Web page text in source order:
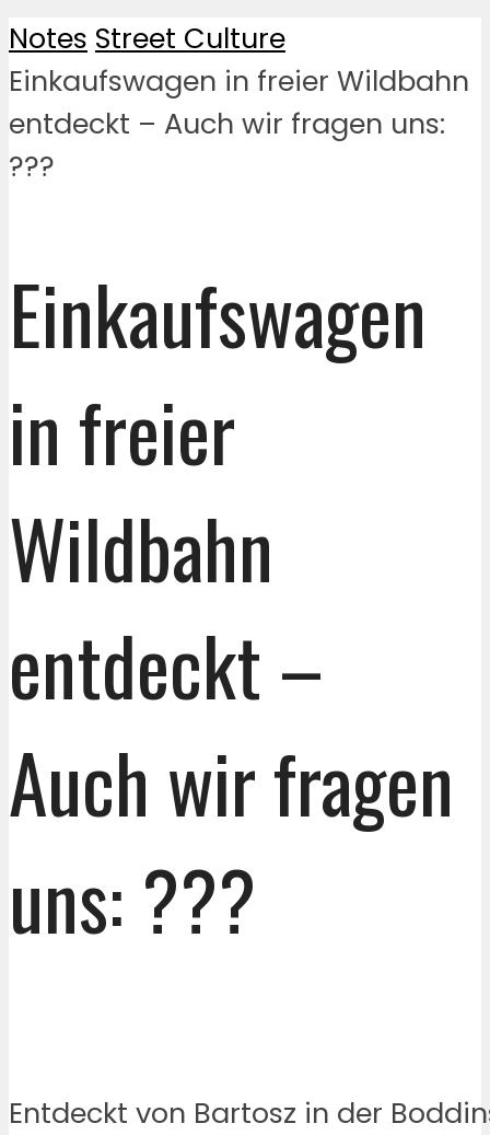
Notes Street Culture
Einkaufswagen in freier Wildbahn
entdeckt – Auch wir fragen uns:
???
Einkaufswagen
in freier
Wildbahn
entdeckt –
Auch wir fragen
uns: ???
Entdeckt von Bartosz in der